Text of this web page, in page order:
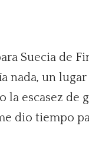
Suecia de
un
escasez de
dio tiempo